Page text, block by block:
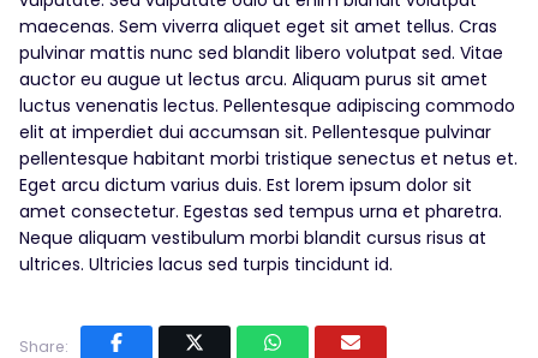
maecenas. Sem viverra aliquet eget sit amet tellus. Cras
pulvinar mattis nunc sed blandit libero volutpat sed. Vitae
auctor eu augue ut lectus arcu. Aliquam purus sit amet
luctus venenatis lectus. Pellentesque adipiscing commodo
elit at imperdiet dui accumsan sit. Pellentesque pulvinar
pellentesque habitant morbi tristique senectus et netus et.
Eget arcu dictum varius duis. Est lorem ipsum dolor sit
amet consectetur. Egestas sed tempus urna et pharetra.
Neque aliquam vestibulum morbi blandit cursus risus at
ultrices. Ultricies lacus sed turpis tincidunt id.
Share: